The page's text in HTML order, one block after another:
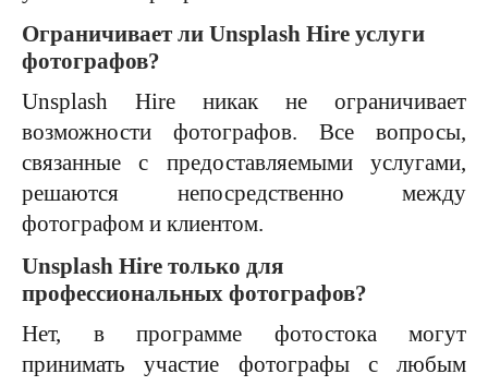
Ограничивает ли Unsplash Hire услуги
фотографов?
Unsplash Hire никак не ограничивает
возможности фотографов. Все вопросы,
связанные с предоставляемыми услугами,
решаются непосредственно между
фотографом и клиентом.
Unsplash Hire только для
профессиональных фотографов?
Нет, в программе фотостока могут
принимать участие фотографы с любым